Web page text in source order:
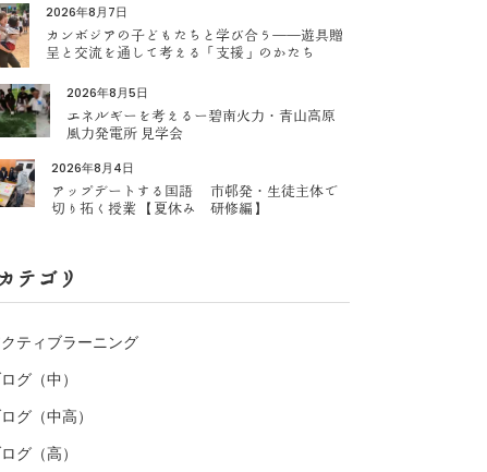
2026年8月7日
カンボジアの子どもたちと学び合う――遊具贈
呈と交流を通して考える「支援」のかたち
2026年8月5日
エネルギーを考えるー碧南火力・青山高原
風力発電所 見学会
2026年8月4日
アップデートする国語 市邨発・生徒主体で
切り拓く授業 【夏休み 研修編】
カテゴリ
ティブラーニング
グ（中）
グ（中高）
グ（高）